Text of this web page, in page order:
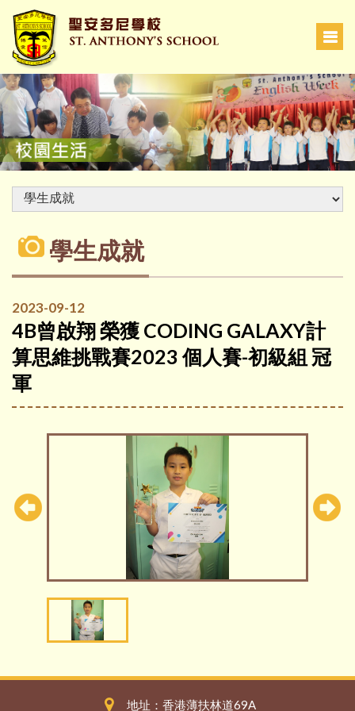
學生成就
2023-09-12
4B曾啟翔 榮獲 CODING GALAXY計
算思維挑戰賽2023 個人賽-初級組 冠
軍
地址：香港薄扶林道69A